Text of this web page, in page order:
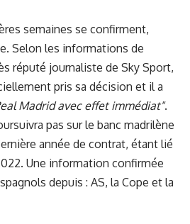
semaines se confirment,
Selon les informations de
réputé journaliste de Sky Sport,
pris sa décision et il a
Madrid avec effet immédiat".
pas sur le banc madrilène
année de contrat, étant lié
Une information confirmée
depuis : AS, la Cope et la